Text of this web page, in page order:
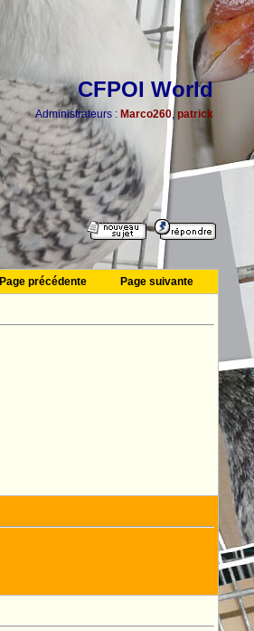
CFPOI World
Administrateurs : Marco260, patrick
Page précédente
Page suivante